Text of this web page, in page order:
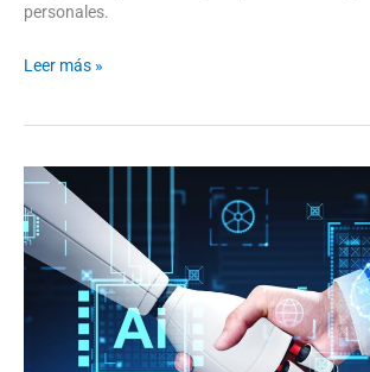
personales.
Leer más »
Inteligencia
Artificial
en
Chile:
¿Cómo
Impacta
Nuestra